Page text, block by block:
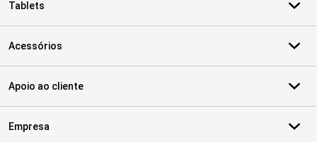
Tablets
Acessórios
Apoio ao cliente
Empresa